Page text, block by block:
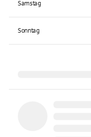
Samstag
Sonntag